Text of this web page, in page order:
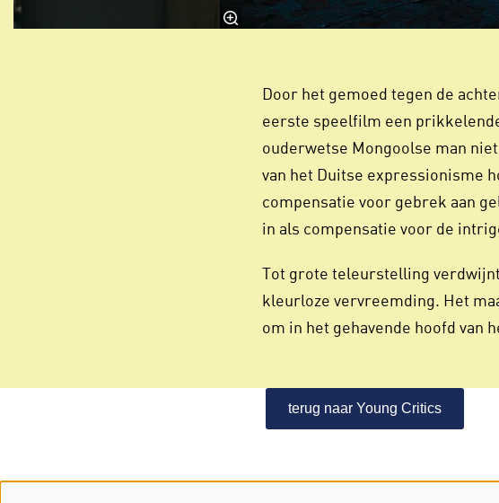
Door het gemoed tegen de
eerste speelfilm een
ouderwetse Mongoolse man
van het Duitse expressionisme
compensatie voor gebrek aan
in als compensatie voor de
Tot grote teleurstelling
kleurloze vervreemding. Het
om in het gehavende hoofd van
terug naar Young Critics